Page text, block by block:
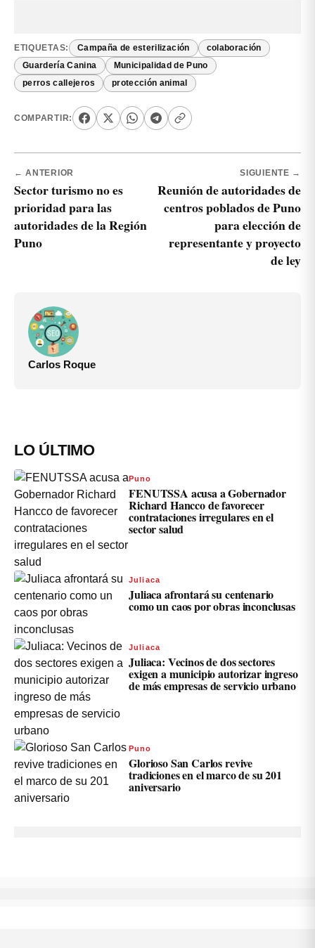
ETIQUETAS: Campaña de esterilización colaboración
Guardería Canina Municipalidad de Puno
perros callejeros protección animal
COMPARTIR:
← ANTERIOR
Sector turismo no es
prioridad para las
autoridades de la Región
Puno
SIGUIENTE →
Reunión de autoridades de
centros poblados de Puno
para elección de
representante y proyecto
de ley
Carlos Roque
LO ÚLTIMO
Puno
FENUTSSA acusa a Gobernador
Richard Hancco de favorecer
contrataciones irregulares en el
sector salud
Juliaca
Juliaca afrontará su centenario
como un caos por obras inconclusas
Juliaca
Juliaca: Vecinos de dos sectores
exigen a municipio autorizar ingreso
de más empresas de servicio urbano
Puno
Glorioso San Carlos revive
tradiciones en el marco de su 201
aniversario